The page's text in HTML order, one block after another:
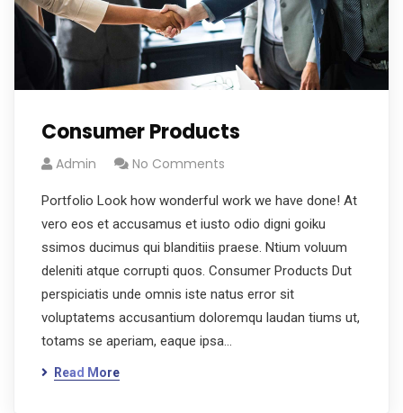
Consumer Products
Admin No Comments
Portfolio Look how wonderful work we have done! At
vero eos et accusamus et iusto odio digni goiku
ssimos ducimus qui blanditiis praese. Ntium voluum
deleniti atque corrupti quos. Consumer Products Dut
perspiciatis unde omnis iste natus error sit
voluptatems accusantium doloremqu laudan tiums ut,
totams se aperiam, eaque ipsa…
Read More